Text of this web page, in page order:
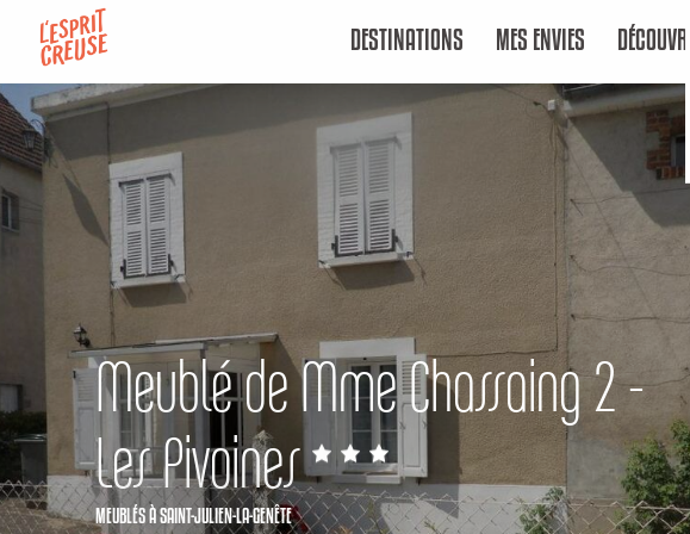
contenu
principal
DESTINATIONS MES ENVIES DÉCOUVRIR
Meublé de Mme Chassaing 2 -
Les Pivoines
MEUBLÉSÀ SAINT-JULIEN-LA-GENÊTE